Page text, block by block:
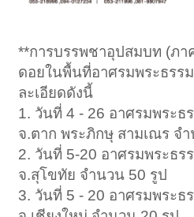
**การบรรพชาอุปสมบท (ภ
ดอยในพื้นที่อาศรมพระธรร
ละเอียดดังนี้
1. วันที่ 4 - 26 อาศรมพระธ
จ.ตาก พระภิกษุ สามเณร จ
2. วันที่ 5-20 อาศรมพระธ
จ.สุโขทัย จำนวน 50 รูป
3. วันที่ 5 - 20 อาศรมพระ